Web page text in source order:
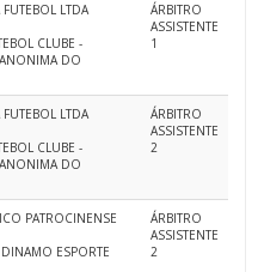
LTDA
CLUBE -
DO
ÁRBITRO
ASSISTENTE
1
LTDA
CLUBE -
DO
ÁRBITRO
ASSISTENTE
2
PATROCINENSE
ESPORTE
ÁRBITRO
ASSISTENTE
2